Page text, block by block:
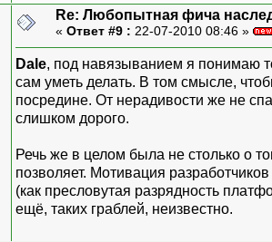
Re: Любопытная фича
« Ответ #9 : 22-07-2010 08:46 »
Dale, под навязыванием я понимаю
сам уметь делать. В том смысле,
посредине. От нерадивости же не
слишком дорого.
Речь же в целом была не столько о
позволяет. Мотивация
(как пресловутая разрядность
ещё, таких граблей, неизвестно.